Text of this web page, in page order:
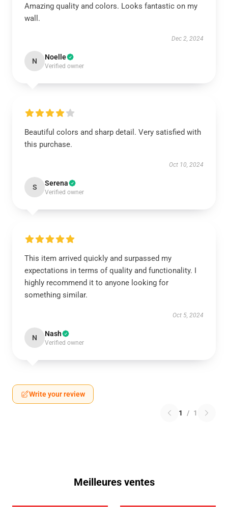
Amazing quality and colors. Looks fantastic on my
wall.
Dec 2, 2024
N Noelle
Verified owner
Beautiful colors and sharp detail. Very satisfied with
this purchase.
Oct 10, 2024
S Serena
Verified owner
This item arrived quickly and surpassed my
expectations in terms of quality and functionality. I
highly recommend it to anyone looking for
something similar.
Oct 5, 2024
N Nash
Verified owner
Write your review
1 / 1
Meilleures ventes